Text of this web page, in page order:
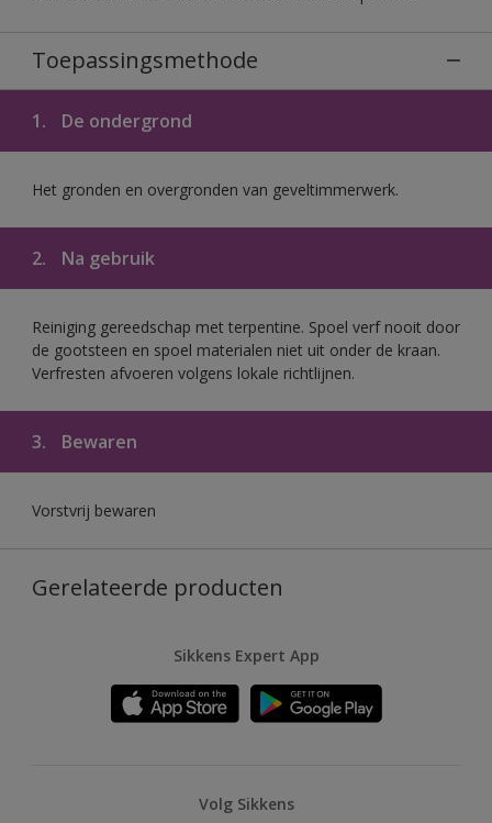
Toepassingsmethode
1. De ondergrond
Het gronden en overgronden van geveltimmerwerk.
2. Na gebruik
Reiniging gereedschap met terpentine. Spoel verf nooit door
de gootsteen en spoel materialen niet uit onder de kraan.
Verfresten afvoeren volgens lokale richtlijnen.
3. Bewaren
Vorstvrij bewaren
Gerelateerde producten
Sikkens Expert App
Volg Sikkens